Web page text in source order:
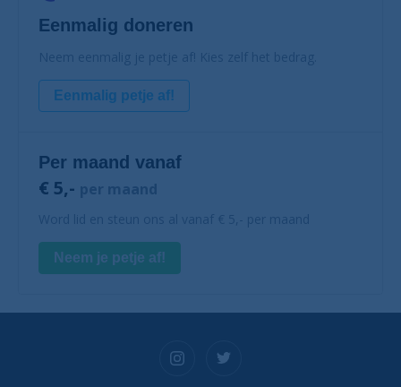
Eenmalig doneren
Neem eenmalig je petje af! Kies zelf het bedrag.
Eenmalig petje af!
Per maand vanaf
€ 5,- per maand
Word lid en steun ons al vanaf € 5,- per maand
Neem je petje af!